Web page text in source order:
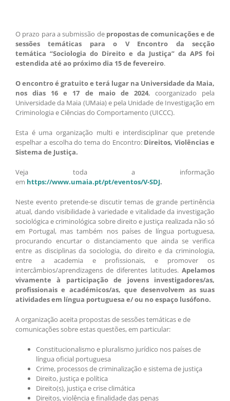
O prazo para a submissão depropostas de comunicações e de
sessões temáticas para o V Encontro da secção
temática “Sociologia do Direito e da Justiça” da APS foi
estendida até ao próximo dia 15 de fevereiro.
O encontro é gratuito e terá lugar na Universidade da Maia,
nos dias 16 e 17 de maio de 2024, coorganizado pela
Universidade da Maia (UMaia) e pela Unidade de Investigação em
Criminologia e Ciências do Comportamento (UICCC).
Esta é uma organização multi e interdisciplinar que pretende
espelhar a escolha do tema do Encontro: Direitos, Violências e
Sistema de Justiça.
Veja toda a informação
em https://www.umaia.pt/pt/eventos/V-SDJ.
Neste evento pretende-se discutir temas de grande pertinência
atual, dando visibilidade à variedade e vitalidade da investigação
sociológica e criminológica sobre direito e justiça realizada não só
em Portugal, mas também nos países de língua portuguesa,
procurando encurtar o distanciamento que ainda se verifica
entre as disciplinas da sociologia, do direito e da criminologia,
entre a academia e profissionais, e promover os
intercâmbios/aprendizagens de diferentes latitudes. Apelamos
vivamente à participação de jovens investigadores/as,
profissionais e académicos/as, que desenvolvem as suas
atividades em língua portuguesa e/ ou no espaço lusófono.
A organização aceita propostas de sessões temáticas e de
comunicações sobre estas questões, em particular:
Constitucionalismo e pluralismo jurídico nos países de
língua oficial portuguesa
Crime, processos de criminalização e sistema de justiça
Direito, justiça e política
Direito(s), justiça e crise climática
Direitos, violência e finalidade das penas